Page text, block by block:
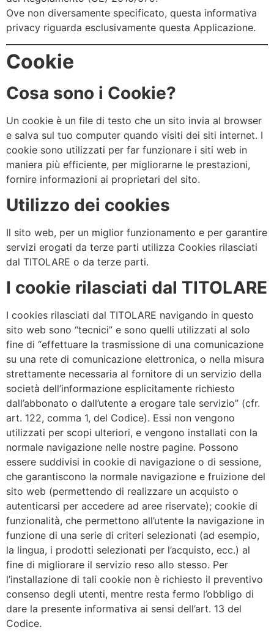
Ove non diversamente specificato, questa informativa
privacy riguarda esclusivamente questa Applicazione.
Cookie
Cosa sono i Cookie?
Un cookie è un file di testo che un sito invia al browser
e salva sul tuo computer quando visiti dei siti internet. I
cookie sono utilizzati per far funzionare i siti web in
maniera più efficiente, per migliorarne le prestazioni,
fornire informazioni ai proprietari del sito.
Utilizzo dei cookies
Il sito web, per un miglior funzionamento e per garantire
servizi erogati da terze parti utilizza Cookies rilasciati
dal TITOLARE o da terze parti.
I cookie rilasciati dal TITOLARE
I cookies rilasciati dal TITOLARE navigando in questo
sito web sono “tecnici” e sono quelli utilizzati al solo
fine di “effettuare la trasmissione di una comunicazione
su una rete di comunicazione elettronica, o nella misura
strettamente necessaria al fornitore di un servizio della
società dell’informazione esplicitamente richiesto
dall’abbonato o dall’utente a erogare tale servizio” (cfr.
art. 122, comma 1, del Codice). Essi non vengono
utilizzati per scopi ulteriori, e vengono installati con la
normale navigazione nelle nostre pagine. Possono
essere suddivisi in cookie di navigazione o di sessione,
che garantiscono la normale navigazione e fruizione del
sito web (permettendo di realizzare un acquisto o
autenticarsi per accedere ad aree riservate); cookie di
funzionalità, che permettono all’utente la navigazione in
funzione di una serie di criteri selezionati (ad esempio,
la lingua, i prodotti selezionati per l’acquisto, ecc.) al
fine di migliorare il servizio reso allo stesso. Per
l’installazione di tali cookie non è richiesto il preventivo
consenso degli utenti, mentre resta fermo l’obbligo di
dare la presente informativa ai sensi dell’art. 13 del
Codice.